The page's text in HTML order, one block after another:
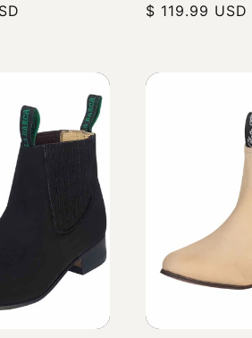
de
habitual
de
$ 119.99 USD